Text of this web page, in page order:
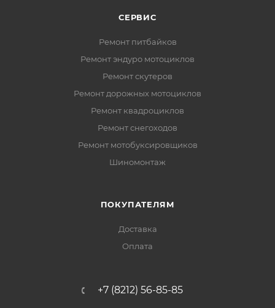
СЕРВИС
Ремонт питбайков
Ремонт эндуро мотоциклов
Ремонт скутеров
Ремонт дорожных мотоциклов
Ремонт квадроциклов
Ремонт снегоходов
Ремонт мотобуксировщиков
Шиномонтаж
ПОКУПАТЕЛЯМ
Доставка
Оплата
+7 (8212) 56-85-85